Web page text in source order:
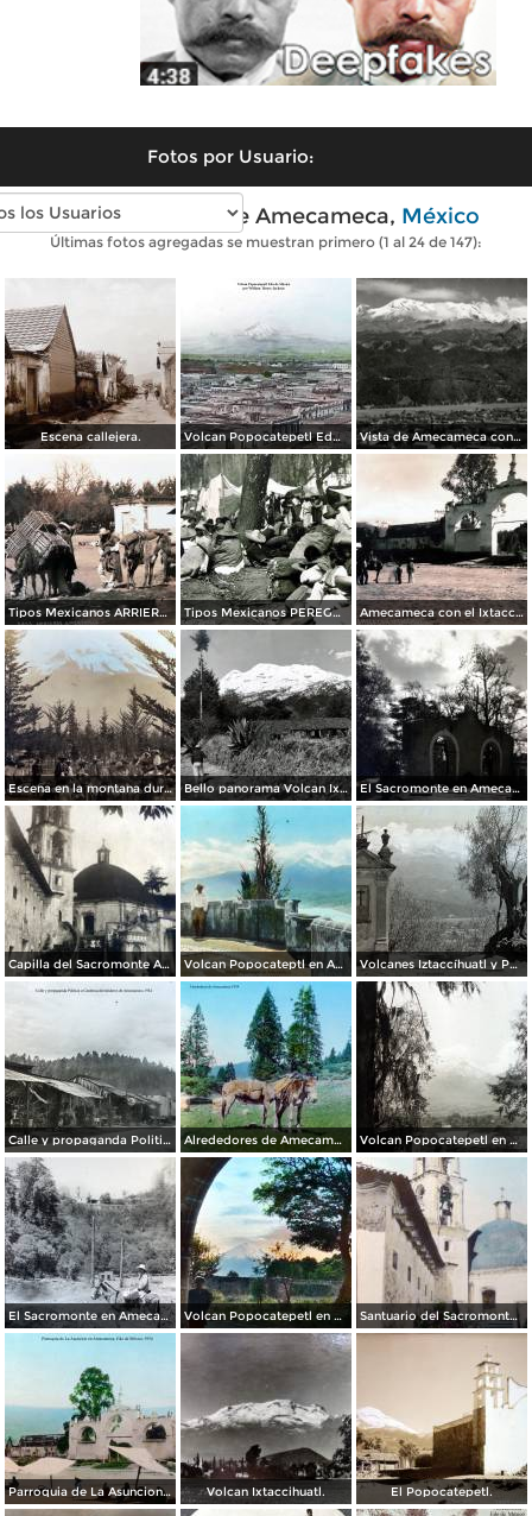
Fotos por Usuario:
Fotos antiguas de Amecameca, México
Últimas fotos agregadas se muestran primero (1 al 24 de 147):
Escena callejera. Volcan Popocatepetl Edo de México por el Fotógrafos: William Henry Jackson. Vista de Amecameca con el volcán Iztaccíhuatl al fondo
Tipos Mexicanos ARRIEROS de Amecameca Por el Fotógrafo Hugo Brehme. Tipos Mexicanos PEREGRINOS de Amecameca Por el Fotógrafo Hugo Brehme. Amecameca con el Ixtaccihuatl por el Fotógrafos Hugo Brehme.
Escena en la montana durante la Revolucion Mexicana por el Fotógrafo Walter H. Horne. ( Circulada el 25 de Septiembre de 1916 ). Bello panorama Volcan Ixtaccihuatl en Amecameca, Edo de México El Sacromonte en Amecameca, Edo de México.
Capilla del Sacromonte Amecameca, Edo de México. Volcan Popocateptl en Amecameca, por el fotógrafo T. Enami, de Yokohama, Japón (1934) Volcanes Iztaccíhuatl y Popocatéptl desde Amecameca, por el fotógrafo T. Enami, de Yokohama, Japón (1934)
Calle y propaganda Politica a Cardenas Alrededores de Amecameca 1934 Alrededores de Amecameca, por el fotógrafo T. Enami, de Yokohama, Japón (1934) Volcan Popocatepetl en Amecameca, por el fotógrafo T. Enami, de Yokohama, Japón (1934)
El Sacromonte en Amecameca, por el fotógrafo T. Enami, de Yokohama, Japón (1934) Volcan Popocatepetl en Amecameca, por el fotógrafo T. Enami, de Yokohama, Japón (1934) Santuario del Sacromonte en Amecameca, por el fotógrafo T. Enami, de Yokohama, Japón (1934)
Parroquia de La Asuncion en Amecameca, por el fotógrafo T. Enami, de Yokohama, Japón (1934) Volcan Ixtaccihuatl. El Popocatepetl.